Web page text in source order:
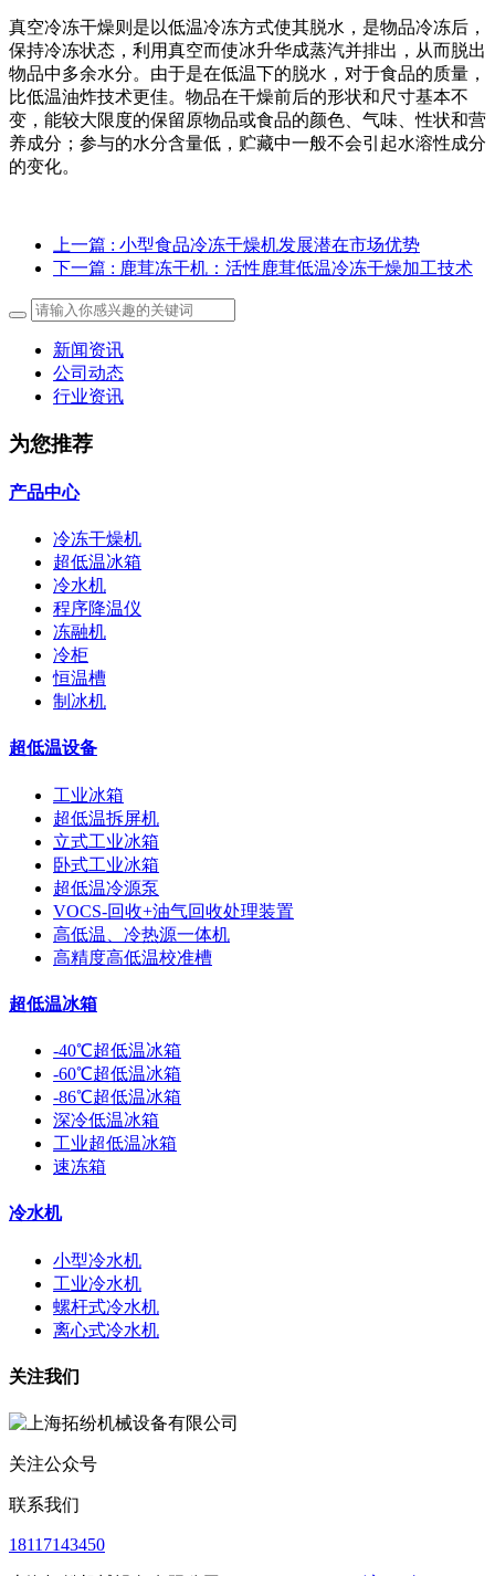
真空冷冻干燥则是以低温冷冻方式使其脱水，是物品冷冻后，
保持冷冻状态，利用真空而使冰升华成蒸汽并排出，从而脱出
物品中多余水分。由于是在低温下的脱水，对于食品的质量，
比低温油炸技术更佳。物品在干燥前后的形状和尺寸基本不
变，能较大限度的保留原物品或食品的颜色、气味、性状和营
养成分；参与的水分含量低，贮藏中一般不会引起水溶性成分
的变化。
上一篇 : 小型食品冷冻干燥机发展潜在市场优势
下一篇 : 鹿茸冻干机：活性鹿茸低温冷冻干燥加工技术
新闻资讯
公司动态
行业资讯
为您推荐
产品中心
冷冻干燥机
超低温冰箱
冷水机
程序降温仪
冻融机
冷柜
恒温槽
制冰机
超低温设备
工业冰箱
超低温拆屏机
立式工业冰箱
卧式工业冰箱
超低温冷源泵
VOCS-回收+油气回收处理装置
高低温、冷热源一体机
高精度高低温校准槽
超低温冰箱
-40℃超低温冰箱
-60℃超低温冰箱
-86℃超低温冰箱
深冷低温冰箱
工业超低温冰箱
速冻箱
冷水机
小型冷水机
工业冷水机
螺杆式冷水机
离心式冷水机
关注我们
关注公众号
联系我们
18117143450